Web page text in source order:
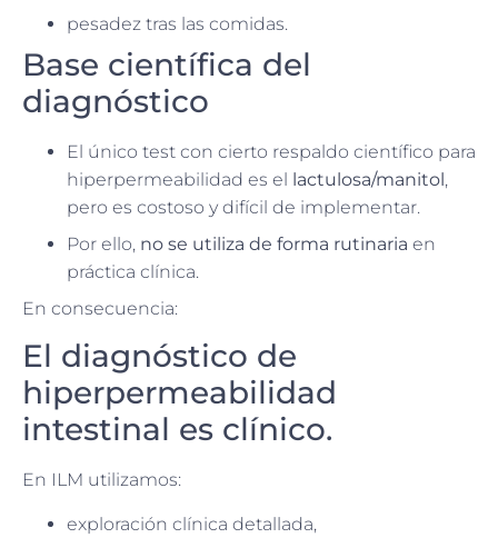
pesadez tras las comidas.
Base científica del
diagnóstico
El único test con cierto respaldo científico para
hiperpermeabilidad es el lactulosa/manitol,
pero es costoso y difícil de implementar.
Por ello, no se utiliza de forma rutinaria en
práctica clínica.
En consecuencia:
El diagnóstico de
hiperpermeabilidad
intestinal es clínico.
En ILM utilizamos:
exploración clínica detallada,